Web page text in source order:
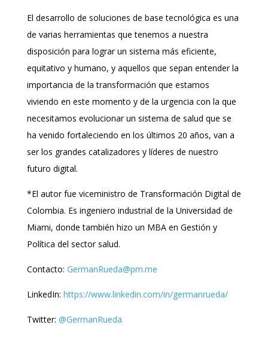
El desarrollo de soluciones de base tecnológica es una
de varias herramientas que tenemos a nuestra
disposición para lograr un sistema más eficiente,
equitativo y humano, y aquellos que sepan entender la
importancia de la transformación que estamos
viviendo en este momento y de la urgencia con la que
necesitamos evolucionar un sistema de salud que se
ha venido fortaleciendo en los últimos 20 años, van a
ser los grandes catalizadores y líderes de nuestro
futuro digital.
*El autor fue viceministro de Transformación Digital de
Colombia. Es ingeniero industrial de la Universidad de
Miami, donde también hizo un MBA en Gestión y
Política del sector salud.
Contacto: GermanRueda@pm.me
LinkedIn: https://www.linkedin.com/in/germanrueda/
Twitter: @GermanRueda